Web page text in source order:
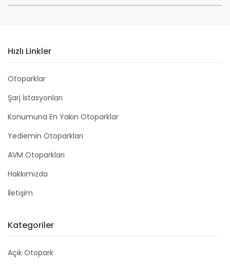
Hızlı Linkler
Otoparklar
Şarj İstasyonları
Konumuna En Yakın Otoparklar
Yediemin Otoparkları
AVM Otoparkları
Hakkımızda
İletişim
Kategoriler
Açık Otopark